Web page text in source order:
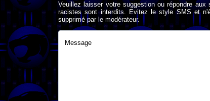
Veuillez laisser votre suggestion ou répondre
racistes sont interdits. Evitez le style SMS et
supprimé par le modérateur.
Message